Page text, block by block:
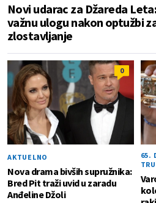
Novi udarac za Džareda
važnu ulogu nakon optužbi
zlostavljanje
0
AKTUELNO
Nova drama bivših supružnika:
Bred Pit traži uvid u zaradu
Anđeline Džoli
65.